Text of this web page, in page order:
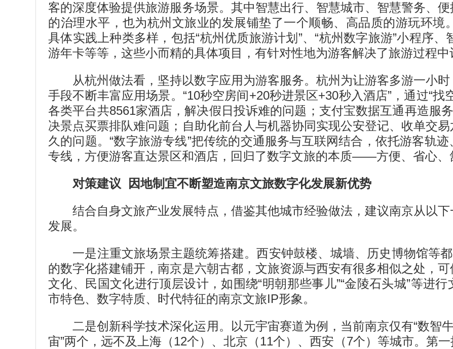
客的深度体验提供旅游服务场景。其中智慧出行、智慧城市、智慧警务、
的治理水平，也为杭州文旅业的发展铺垫了一个顺畅、高品质的游玩环境
具体实践上种类多样，包括“杭州优质旅游计划”、“杭州数字旅游”小程序
游年卡等等，这些小而精的具体项目，有针对性地为游客解决了旅游过程中
从杭州做法看，坚持以数字应用为游客服务。杭州为让游客多游一小
手段不断丰富应用场景。“10秒空房间+20秒进景区+30秒入酒店”，通过“找
各类平台共8561家酒店，解决假日投诉难的问题；支付宝数据互通再造服
决景点买票排队难问题；自助化前台人与机器协同实现公安登记、收单交
久的问题。“数字旅游专线”把传统的交通服务与互联网结合，依托游客轨
专线，方便游客直达景区和酒店，回归了数字文旅的本质——方便、省心、
对策建议 因地制宜不断塑造南京文旅数字化发展新优势
结合自身文旅产业发展特点，借鉴其他城市经验做法，建议南京从以
发展。
一是注重文旅场景主题统筹搭建。西安钟鼓楼、城墙、历史博物馆等
的数字化搭建铺开，南京是六朝古都，文旅资源与西安有很多相似之处，
文化、民国文化进行顶层设计，如围绕“明朝那些事儿”“金陵石头城”等进
市特色、数字特质、时代特征的南京文旅IP形象。
二是创新科学技术深化运用。以元宇宙赛道为例，当前南京仅有“数智
宙”两个，远不及上海（12个）、北京（11个）、西安（7个）等城市。第